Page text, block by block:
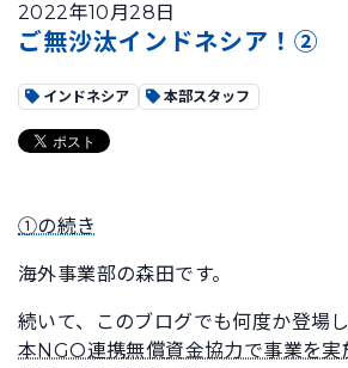
2022年10月28日
ご無沙汰インドネシア！②
インドネシア 本部スタッフ
①の続き
海外事業部の森田です。
続いて、このブログでも何度か登場
本NGO連携無償資金協力で事業を実